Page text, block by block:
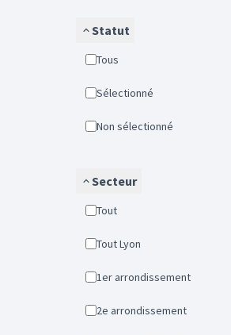
Statut
Tous
Sélectionné
Non sélectionné
Secteur
Tout
Tout Lyon
1er arrondissement
2e arrondissement